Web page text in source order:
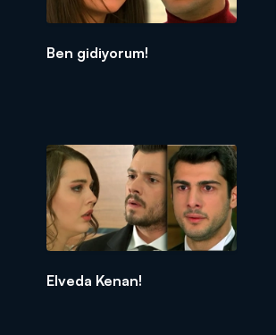
Ben gidiyorum!
Elveda Kenan!